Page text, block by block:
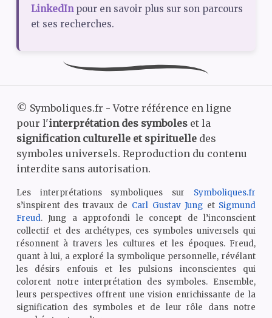
LinkedInpour en savoir plus sur son parcours
et ses recherches.
© Symboliques.fr - Votre référence en ligne
pour l'interprétation des symboleset la
signification culturelle et spirituelledes
symboles universels. Reproduction du contenu
interdite sans autorisation.
Les interprétations symboliques sur Symboliques.fr
s’inspirent des travaux de Carl Gustav Jung et Sigmund
Freud. Jung a approfondi le concept de l’inconscient
collectif et des archétypes, ces symboles universels qui
résonnent à travers les cultures et les époques. Freud,
quant à lui, a exploré la symbolique personnelle, révélant
les désirs enfouis et les pulsions inconscientes qui
colorent notre interprétation des symboles. Ensemble,
leurs perspectives offrent une vision enrichissante de la
signification des symboles et de leur rôle dans notre